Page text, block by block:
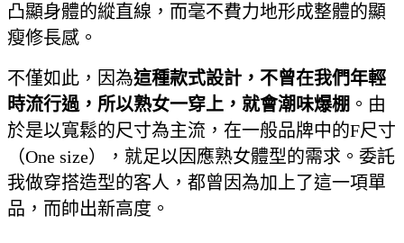
凸顯身體的縱直線，而毫不費力地形成整體的顯
瘦修長感。
不僅如此，因為這種款式設計，不曾在我們年輕
時流行過，所以熟女一穿上，就會潮味爆棚 。由
於是以寬鬆的尺寸為主流，在一般品牌中的F尺寸
（One size），就足以因應熟女體型的需求。委託
我做穿搭造型的客人，都曾因為加上了這一項單
品，而帥出新高度。